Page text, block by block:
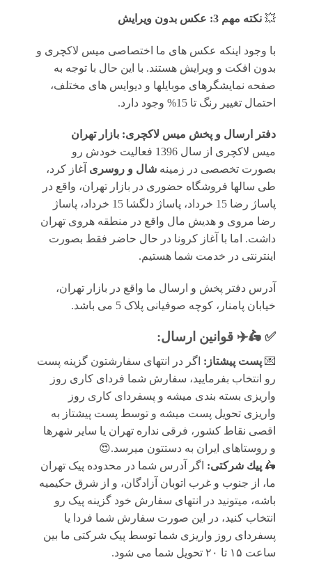
💥 نکته مهم 3: عکس بدون ویرایش
با وجود اینکه عکس های ما اختصاصی میس لاکچری و
بدون افکت و ویرایش هستند. با این حال با توجه به
صفحه نمایشگرهای موبایلها و دیوایس های مختلف،
احتمال تغییر رنگ تا 15% وجود دارد.
دفتر ارسال و پخش میس لاکچری: بازار تهران
میس لاکچری از سال 1396 فعالیت خودش رو
بصورت تخصصی در زمینه شال و روسری آغاز کرد،
طی سالها فروشگاه حضوری در بازار تهران، واقع در
پاساژ رضا 15 خرداد، پاساژ دلگشا 15 خرداد، پاساژ
رضا مروی و هدیش مال واقع در منطقه هروی تهران
داشت. اما با آغاز کرونا در حال حاضر فقط بصورت
اینترنتی در خدمت شما هستیم.
آدرس دفتر پخش و ارسال ما واقع در بازار تهران،
خیابان پامنار، کوچه صوفیانی پلاک 5 می باشد.
✅ 🛵✈️ قوانين ارسال:
💌 پست پیشتاز: اگر در انتهای سفارشتون گزینه پست
رو انتخاب بفرمایید، سفارش شما فردای کاری روز
واریزی بسته بندی میشه و پسفردای کاری روز
واریزی تحویل پست میشه و توسط پست پیشتاز به
اقصی نقاط کشور، فرقی نداره تهران یا سایر شهرها
و روستاهای ایران به دستتون میرسد.😍
🛵 پيك شرکتی: اگر آدرس شما در محدوده پیک تهران
ما، از جنوب و غرب اتوبان آزادگان، و از شرق حکیمیه
باشه، میتونید در انتهای سفارش خود گزینه پیک رو
انتخاب کنید، در این صورت سفارش شما فردا یا
پسفردای روز واريزى شما توسط پیک شرکتی ما بين
ساعت ۱۵ تا ٢٠ تحويل شما مى شود.